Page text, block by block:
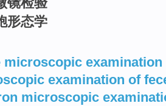
形态学
microscopic examination
examination of
microscopic